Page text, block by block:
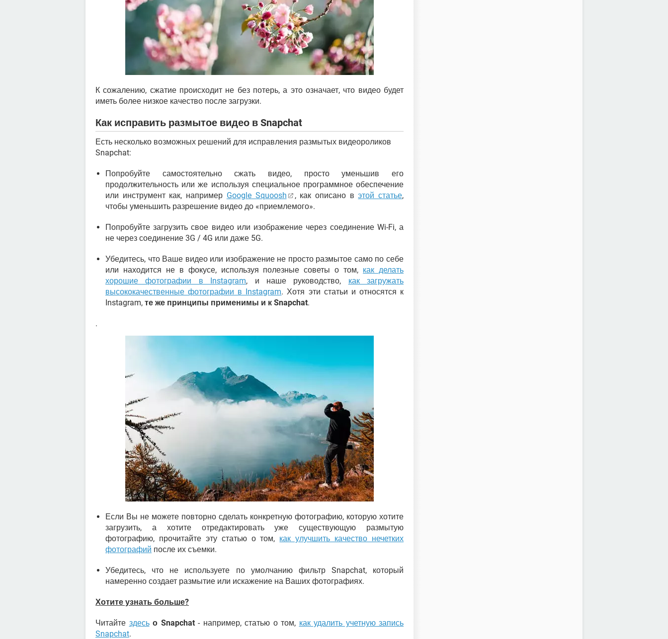
К сожалению, сжатие происходит не без потерь, а это означает, что видео будет
иметь более низкое качество после загрузки.
Как исправить размытое видео в Snapchat
Есть несколько возможных решений для исправления размытых видеороликов
Snapchat:
Попробуйте самостоятельно сжать видео, просто уменьшив его
продолжительность или же используя специальное программное обеспечение
или инструмент как, например Google Squoosh , как описано вэтой статье,
чтобы уменьшить разрешение видео до «приемлемого».
Попробуйте загрузить свое видео или изображение через соединение Wi-Fi, а
не через соединение 3G / 4G или даже 5G.
Убедитесь, что Ваше видео или изображение не просто размытое само по себе
или находится не в фокусе, используя полезные советы о том, как делать
хорошие фотографии в Instagram, и наше руководство, как загружать
высококачественные фотографии в Instagram. Хотя эти статьи и относятся к
Instagram, те же принципы применимы и к Snapchat.
.
Если Вы не можете повторно сделать конкретную фотографию, которую хотите
загрузить, а хотите отредактировать уже существующую размытую
фотографию, прочитайте эту статью о том, как улучшить качество нечетких
фотографий после их съемки.
Убедитесь, что не используете по умолчанию фильтр Snapchat, который
намеренно создает размытие или искажение на Ваших фотографиях.
Хотите узнать больше?
Читайте здесь о Snapchat- например, статью о том, как удалить учетную запись
Snapchat.